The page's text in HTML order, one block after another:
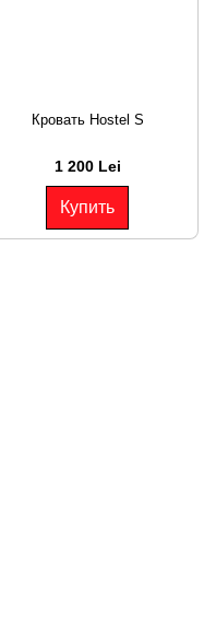
Кровать Hostel S
1 200 Lei
Купить